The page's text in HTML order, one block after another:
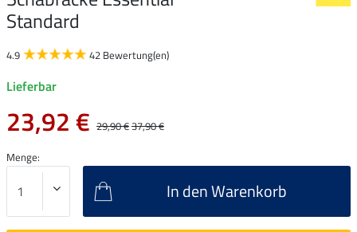
Standard
4.9 42 Bewertung(en)
Lieferbar
23,92 € 29,90 €37,90 €
Menge:
In den Warenkorb